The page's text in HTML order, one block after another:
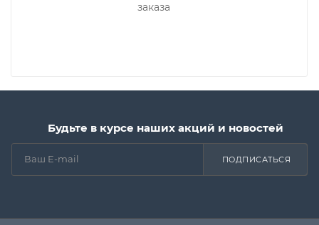
заказа
Будьте в курсе наших акций и новостей
ПОДПИСАТЬСЯ